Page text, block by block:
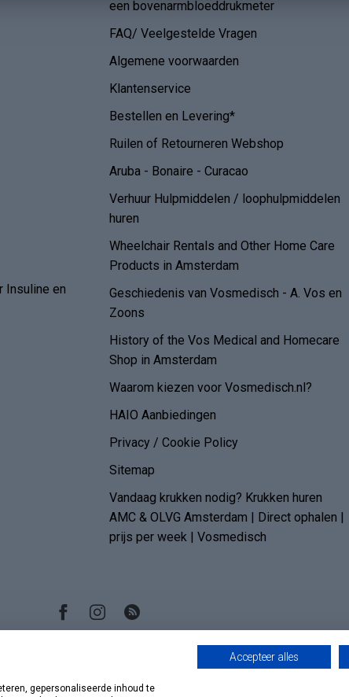
Insuline en
een bovenarmbloeddrukmeter
FAQ/ Veelgestelde Vragen
Algemene voorwaarden
Klantenservice
Bestellen en Levering*
Ruilen of Retourneren Webshop
Aruba - Bonaire - Curacao
Verhuur Hulpmiddelen / loophulpmiddelen
huren
Wheelchair Rentals and Other Home Care
Products in Amsterdam
Geschiedenis van Vosmedisch - A. Vos en
Zoons
History of the Vos Medical and Homecare
Shop in Amsterdam
Waarom kiezen voor Vosmedisch.nl?
HAIO Aanbiedingen
Privacy / Cookie Policy
Sitemap
Vandaag krukken nodig? Krukken huren
AMC & OLVG Amsterdam | Direct ophalen |
prijs per week | Vosmedisch
gepersonaliseerde inhoud te
Accepteer alles